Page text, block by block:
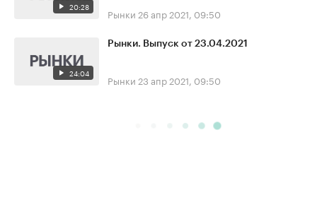
20:28 Рынки 26 апр 2021, 09:50
24:04
Рынки. Выпуск от 23.04.2021
Рынки 23 апр 2021, 09:50